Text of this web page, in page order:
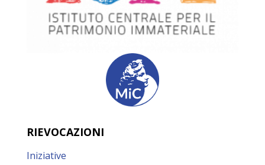
RIEVOCAZIONI
Iniziative